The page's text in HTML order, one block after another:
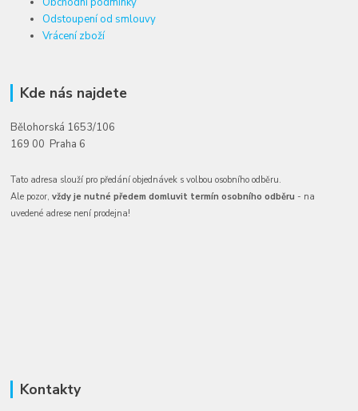
Odstoupení od smlouvy
Vrácení zboží
Kde nás najdete
Bělohorská 1653/106
169 00 Praha 6
Tato adresa slouží pro předání objednávek s volbou osobního odběru.
Ale pozor,vždy je nutné předem domluvit termín osobního odběru - na
uvedené adrese není prodejna!
Kontakty